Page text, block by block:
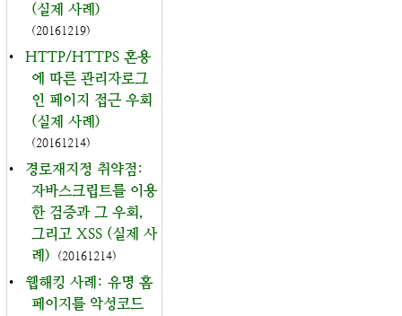
(실제 사례)
(20161219)
•
HTTP/HTTPS 혼용
에 따른 관리자로그
인 페이지 접근 우회
(실제 사례)
(20161214)
•
경로재지정 취약점:
자바스크립트를 이용
한 검증과 그 우회,
그리고 XSS (실제 사
례)
(20161214)
•
웹해킹 사례: 유명 홈
페이지를 악성코드